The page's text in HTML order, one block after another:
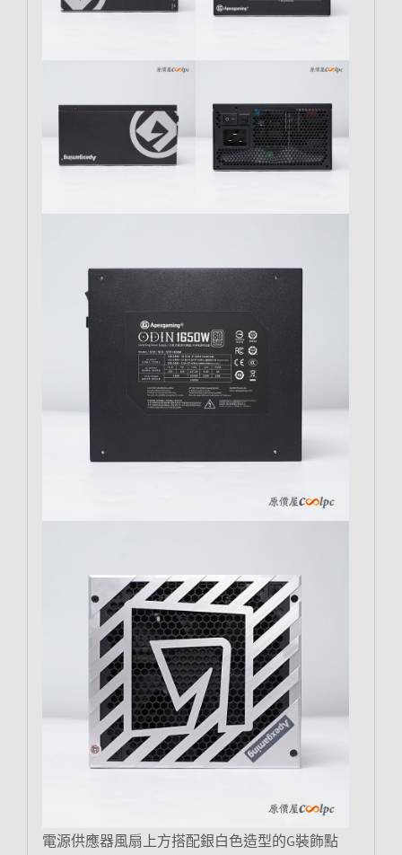
電源供應器風扇上方搭配銀白色造型的G裝飾點